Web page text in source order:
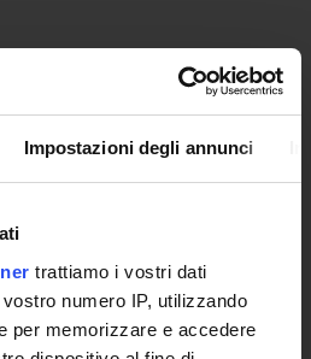
Impostazioni degli annunci
trattiamo i vostri dati
numero IP, utilizzando
per memorizzare e accedere
the University
institution
a new University
Decree
and regulations
and Quality Assuranceà
Ricerca